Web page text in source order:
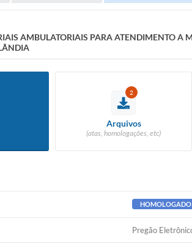
AMBULATORIAIS PARA ATENDIMENTO A
2
Arquivos
(atas, homologações, etc)
HOMOLOGADO
Pregão